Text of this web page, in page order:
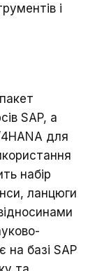
і
SAP, а
для
набір
ланцюги
на базі SAP